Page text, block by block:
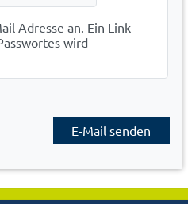
Adresse an. Ein Link
wird
E-Mail senden